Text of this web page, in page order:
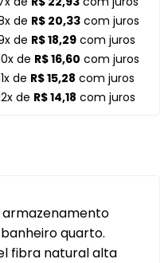
de R$ 20,33 com juros
de R$ 18,29 com juros
de R$ 16,60 com juros
de R$ 15,28 com juros
de R$ 14,18 com juros
quarto.
fibra natural alta